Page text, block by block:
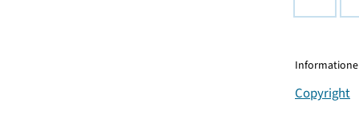
Copyright